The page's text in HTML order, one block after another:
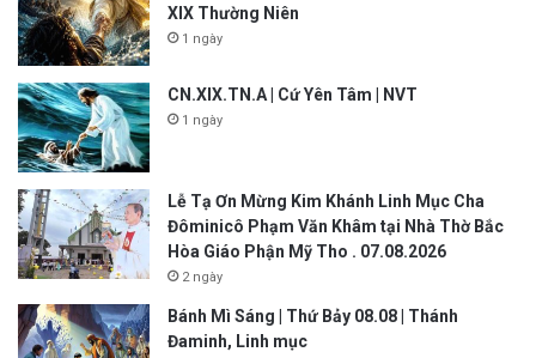
XIX Thường Niên
1 ngày
CN.XIX.TN.A | Cứ Yên Tâm | NVT
1 ngày
Lễ Tạ Ơn Mừng Kim Khánh Linh Mục Cha
Đôminicô Phạm Văn Khâm tại Nhà Thờ Bắc
Hòa Giáo Phận Mỹ Tho . 07.08.2026
2 ngày
Bánh Mì Sáng | Thứ Bảy 08.08 | Thánh
Đaminh, Linh mục